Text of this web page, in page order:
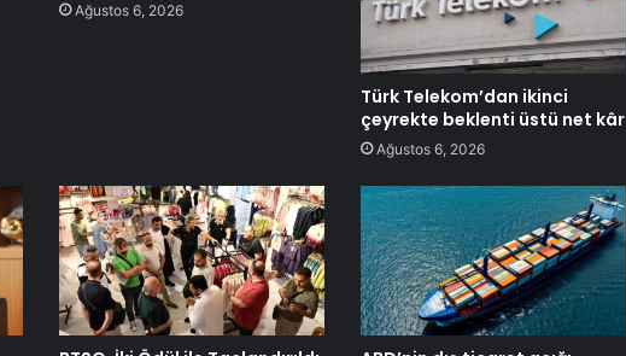
Ağustos 6, 2026
Türk Telekom’dan ikinci
çeyrekte beklenti üstü net kâr
Ağustos 6, 2026